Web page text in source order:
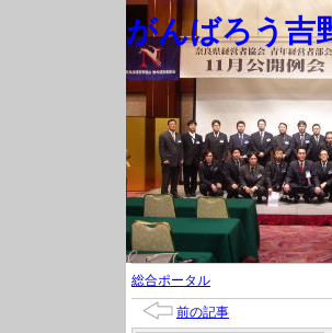
がんばろう吉
総合ポータル
前の記事